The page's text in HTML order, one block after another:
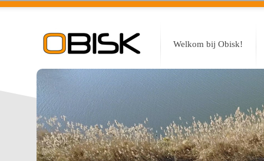
Welkom bij Obisk!